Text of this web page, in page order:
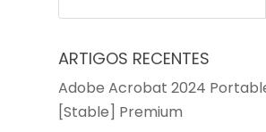
ARTIGOS RECENTES
Adobe Acrobat 2024
[Stable] Premium